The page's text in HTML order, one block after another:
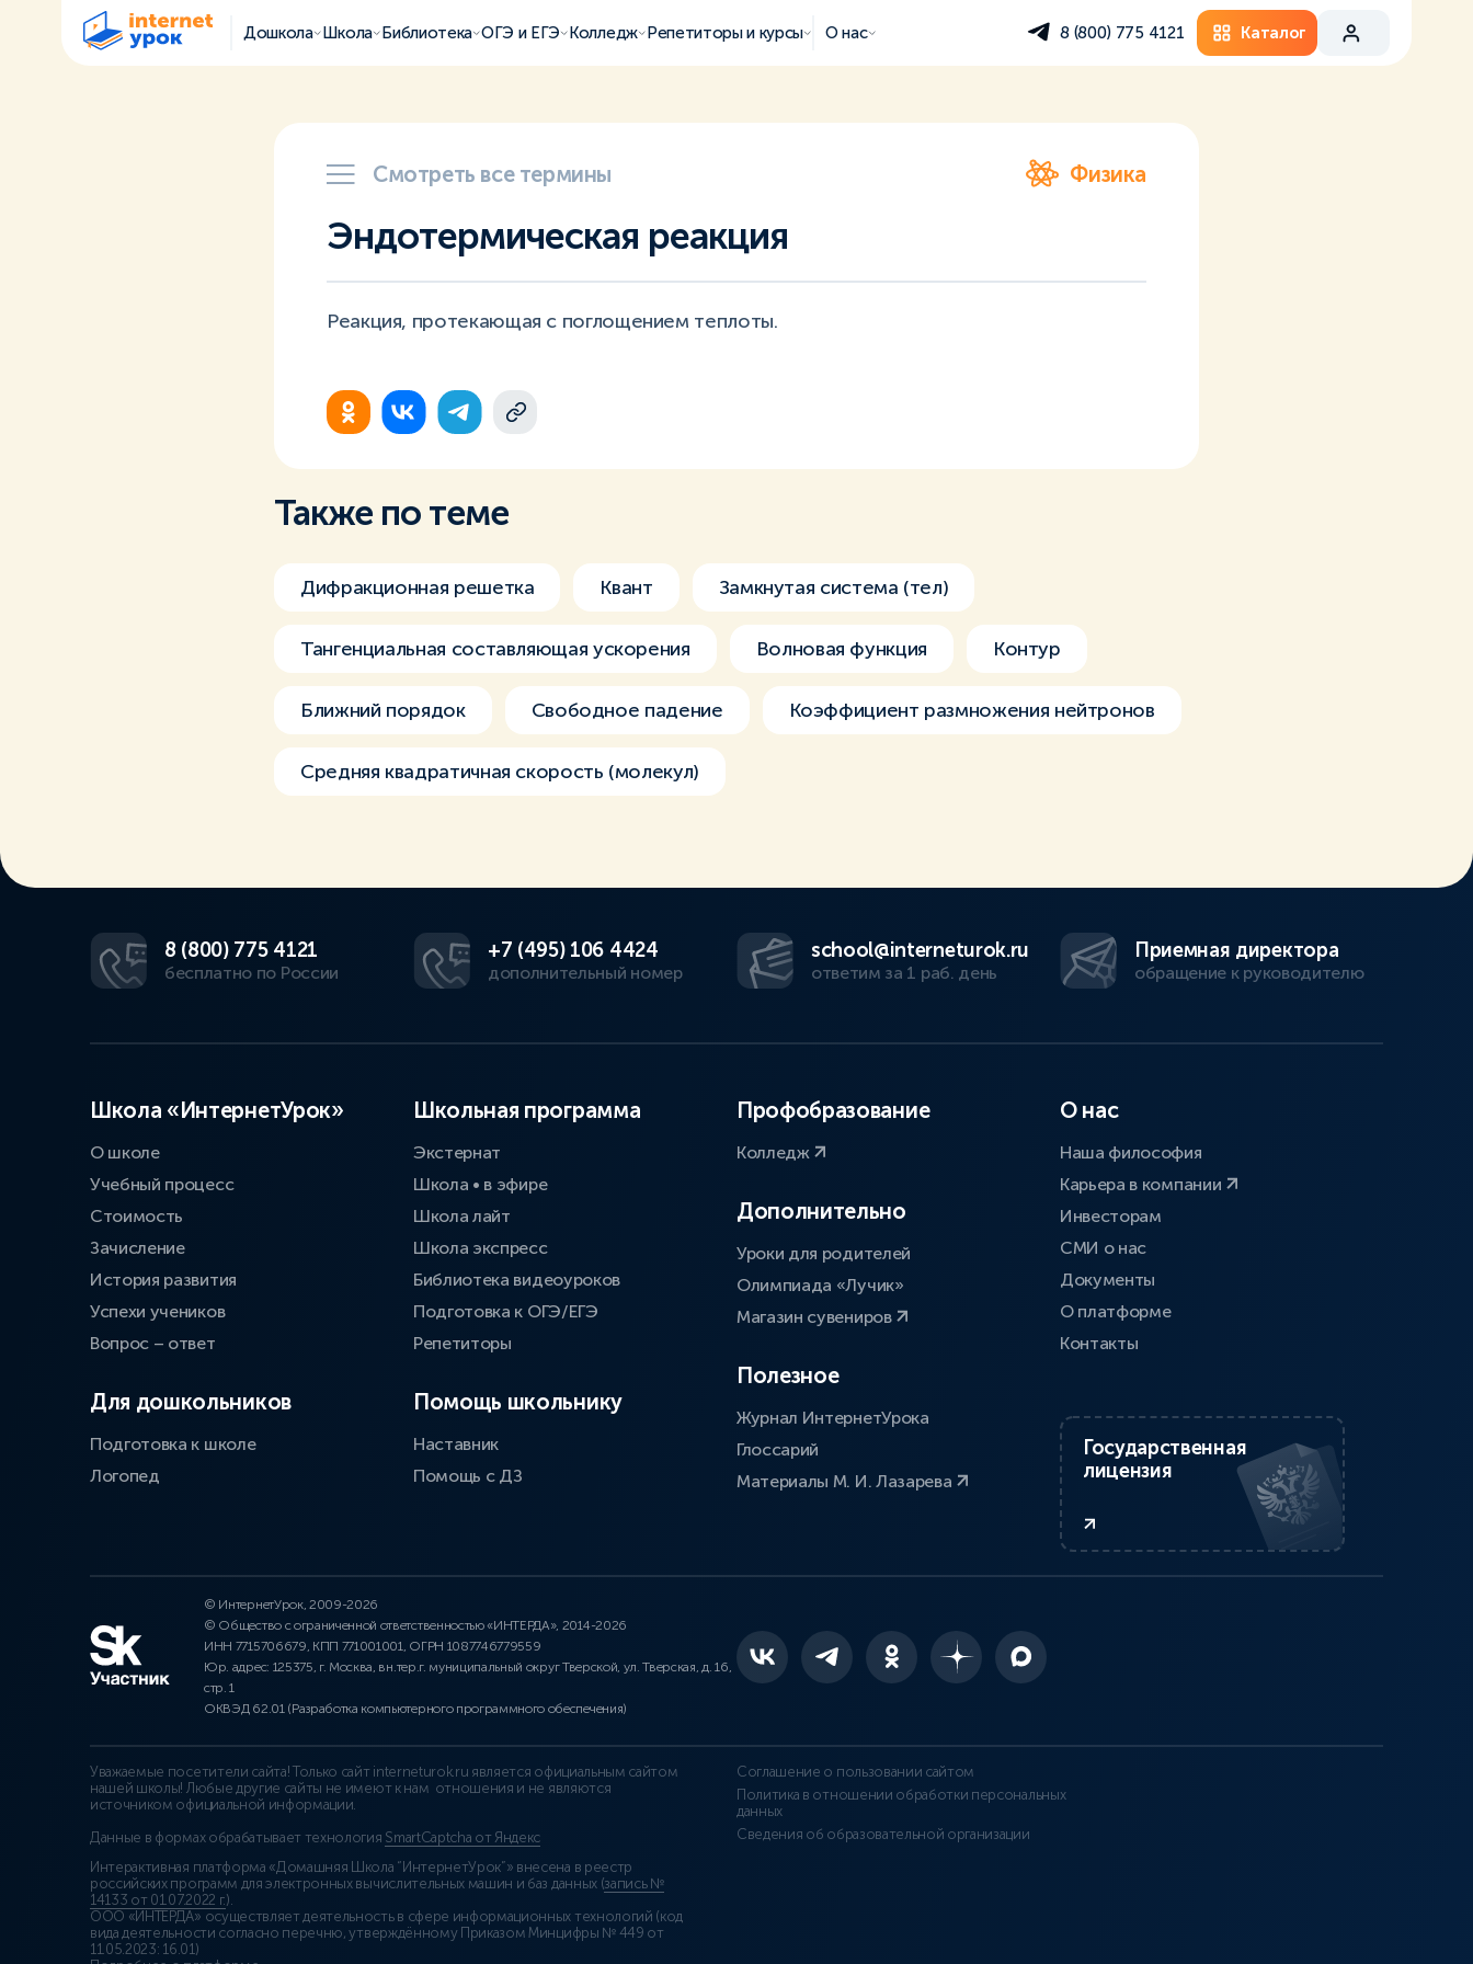
Дошкола Школа Библиотека ОГЭ и ЕГЭ Колледж Репетиторы и курсы О нас 8 (800) 775 4121 Каталог
Смотреть все термины Физика
Эндотермическая реакция
Реакция, протекающая с поглощением теплоты.
Также по теме
Дифракционная решетка Квант Замкнутая система (тел)
Тангенциальная составляющая ускорения Волновая функция Контур
Ближний порядок Свободное падение Коэффициент размножения нейтронов
Средняя квадратичная скорость (молекул)
8 (800) 775 4121
бесплатно по России
+7 (495) 106 4424
дополнительный номер
school@interneturok.ru
ответим за 1 раб. день
Приемная директора
обращение к руководителю
Школа «ИнтернетУрок»
О школе
Учебный процесс
Стоимость
Зачисление
История развития
Успехи учеников
Вопрос – ответ
Для дошкольников
Подготовка к школе
Логопед
Школьная программа
Экстернат
Школа • в эфире
Школа лайт
Школа экспресс
Библиотека видеоуроков
Подготовка к ОГЭ/ЕГЭ
Репетиторы
Помощь школьнику
Наставник
Помощь с ДЗ
Профобразование
Колледж
Дополнительно
Уроки для родителей
Олимпиада «Лучик»
Магазин сувениров
Полезное
Журнал ИнтернетУрока
Глоссарий
Материалы М. И. Лазарева
О нас
Наша философия
Карьера в компании
Инвесторам
СМИ о нас
Документы
О платформе
Контакты
Государственная
лицензия
© ИнтернетУрок, 2009-2026
© Общество с ограниченной ответственностью «ИНТЕРДА», 2014-2026
ИНН 7715706679, КПП 771001001, ОГРН 1087746779559
Юр. адрес: 125375, г. Москва, вн.тер.г. муниципальный округ Тверской, ул. Тверская, д. 16,
стр. 1
ОКВЭД 62.01 (Разработка компьютерного программного обеспечения)
Уважаемые посетители сайта! Только сайт interneturok.ru является официальным сайтом
нашей школы! Любые другие сайты не имеют к нам отношения и не являются
источником официальной информации.
Данные в формах обрабатывает технология SmartCaptcha от Яндекс
Интерактивная платформа «Домашняя Школа “ИнтернетУрок”» внесена в реестр
российских программ для электронных вычислительных машин и баз данных (запись №
14133 от 01.07.2022 г.).
ООО «ИНТЕРДА» осуществляет деятельность в сфере информационных технологий (код
вида деятельности согласно перечню, утверждённому Приказом Минцифры № 449 от
11.05.2023: 16.01)
Соглашение о пользовании сайтом
Политика в отношении обработки персональных
данных
Сведения об образовательной организации